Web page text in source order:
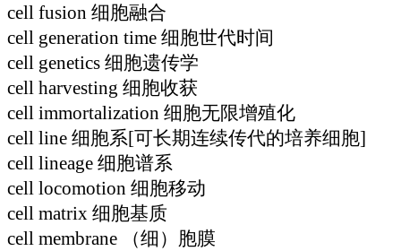
cell fusion 细胞融合
cell generation time 细胞世代时间
cell genetics 细胞遗传学
cell harvesting 细胞收获
cell immortalization 细胞无限增殖化
cell line 细胞系[可长期连续传代的培养细胞]
cell lineage 细胞谱系
cell locomotion 细胞移动
cell matrix 细胞基质
cell membrane （细）胞膜